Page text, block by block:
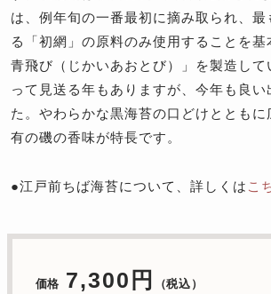
は、例年旬の一番最初に摘み取られ、
る「初網」の原料のみ使用することを
青飛び（じかいあおとび）」を製造して
って見送る年もありますが、今年も良い
た。やわらかな黒海苔の口どけととも
有の磯の香味が特長です。
●江戸前ちば海苔について、詳しくは こ
価格 7,300円 （税込）